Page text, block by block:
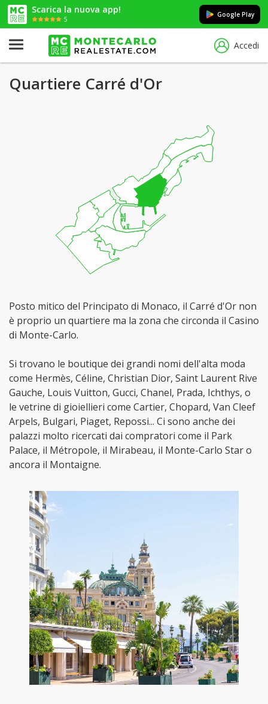
Scarica la nuova app!
5
Google Play
Accedi
Quartiere Carré d'Or
Posto mitico del Principato di Monaco, il Carré d'Or non
è proprio un quartiere ma la zona che circonda il Casino
di Monte-Carlo.
Si trovano le boutique dei grandi nomi dell'alta moda
come Hermès, Céline, Christian Dior, Saint Laurent Rive
Gauche, Louis Vuitton, Gucci, Chanel, Prada, Ichthys, o
le vetrine di gioiellieri come Cartier, Chopard, Van Cleef
Arpels, Bulgari, Piaget, Repossi... Ci sono anche dei
palazzi molto ricercati dai compratori come il Park
Palace, il Métropole, il Mirabeau, il Monte-Carlo Star o
ancora il Montaigne.